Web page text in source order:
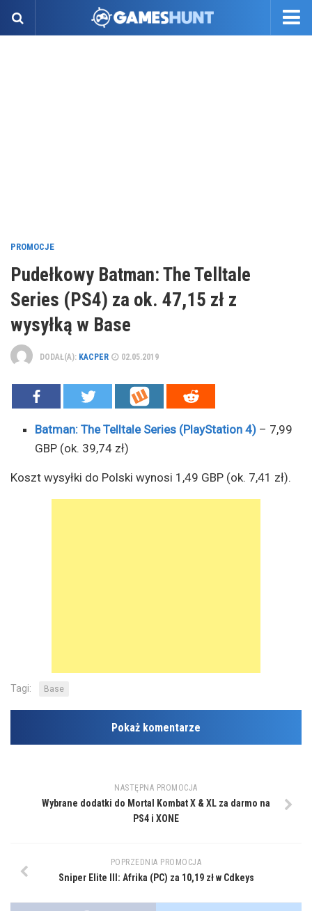
PROMOCJE
Pudełkowy Batman: The Telltale
Series (PS4) za ok. 47,15 zł z
wysyłką w Base
DODAŁ(A): KACPER 02.05.2019
Batman: The Telltale Series (PlayStation 4) – 7,99
GBP (ok. 39,74 zł)
Koszt wysyłki do Polski wynosi 1,49 GBP (ok. 7,41 zł).
Tagi: Base
Pokaż komentarze
NASTĘPNA PROMOCJA
Wybrane dodatki do Mortal Kombat X & XL za darmo na
PS4 i XONE
POPRZEDNIA PROMOCJA
Sniper Elite III: Afrika (PC) za 10,19 zł w Cdkeys